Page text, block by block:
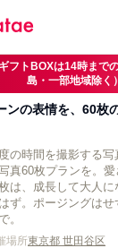
ギフトBOXは14時ま
島・一部地域除く）
ンの表情を、60枚
の時間を撮影する
真60枚プランを。
は、成長して大人に
ず。ポージングは
。
場所東京都 世田谷区